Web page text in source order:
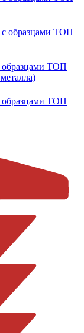
образцами ТОП
образцами ТОП
образцами ТОП